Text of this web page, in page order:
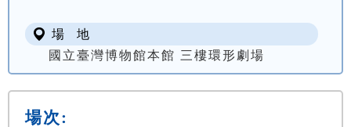
場 地
國立臺灣博物館本館 三樓環形劇場
場次: